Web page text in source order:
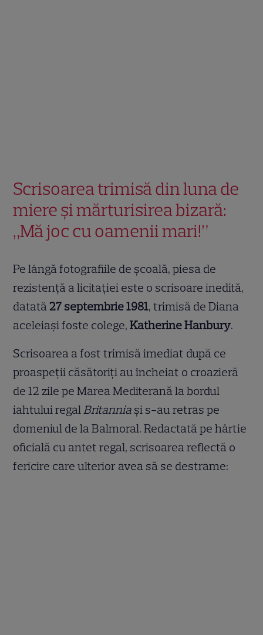
Scrisoarea trimisă din luna de
miere și mărturisirea bizară:
„Mă joc cu oamenii mari!”
Pe lângă fotografiile de școală, piesa de
rezistență a licitației este o scrisoare inedită,
datată 27 septembrie 1981, trimisă de Diana
aceleiași foste colege,Katherine Hanbury.
Scrisoarea a fost trimisă imediat după ce
proaspeții căsătoriți au încheiat o croazieră
de 12 zile pe Marea Mediterană la bordul
iahtului regal Britannia și s-au retras pe
domeniul de la Balmoral. Redactată pe hârtie
oficială cu antet regal, scrisoarea reflectă o
fericire care ulterior avea să se destrame: